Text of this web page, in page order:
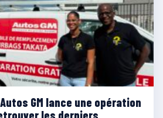
GM lance une opération
les derniers